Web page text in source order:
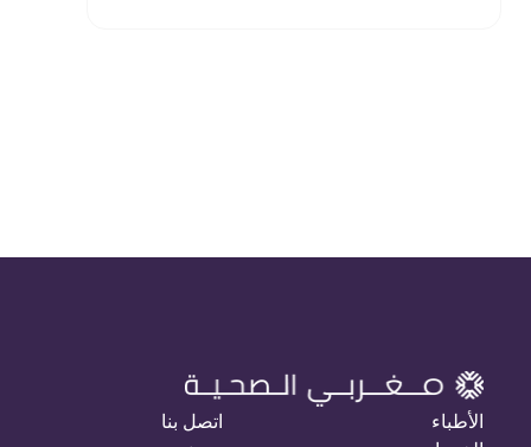
الأطباء
اتصل بنا